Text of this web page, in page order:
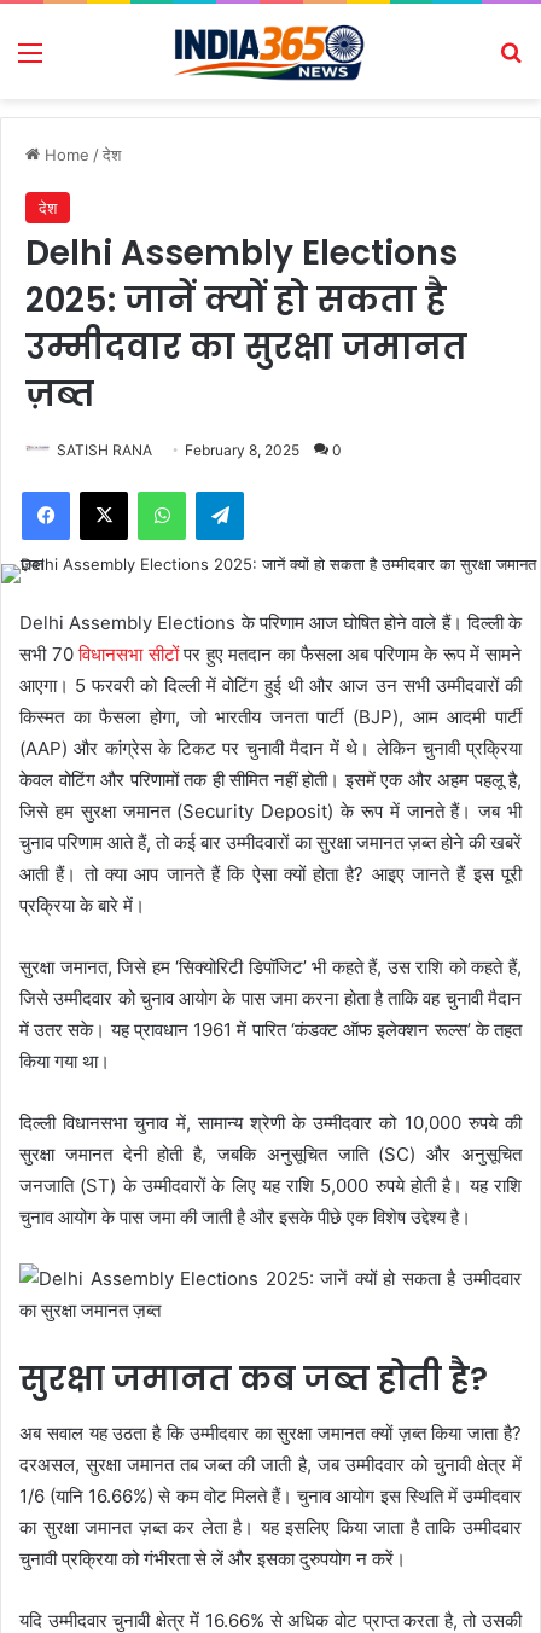
Menu
Home /देश
देश
Delhi Assembly Elections
2025: जानें क्यों हो सकता है
उम्मीदवार का सुरक्षा जमानत
ज़ब्त
SATISH RANA February 8, 2025 0
Facebook
X WhatsAppTelegram
Delhi Assembly Elections के परिणाम आज घोषित होने वाले हैं। दिल्ली के
सभी 70विधानसभा सीटोंपर हुए मतदान का फैसला अब परिणाम के रूप में सामने
आएगा। 5 फरवरी को दिल्ली में वोटिंग हुई थी और आज उन सभी उम्मीदवारों की
किस्मत का फैसला होगा, जो भारतीय जनता पार्टी (BJP), आम आदमी पार्टी
(AAP) और कांग्रेस के टिकट पर चुनावी मैदान में थे। लेकिन चुनावी प्रक्रिया
केवल वोटिंग और परिणामों तक ही सीमित नहीं होती। इसमें एक और अहम पहलू है,
जिसे हम सुरक्षा जमानत (Security Deposit) के रूप में जानते हैं। जब भी
चुनाव परिणाम आते हैं, तो कई बार उम्मीदवारों का सुरक्षा जमानत ज़ब्त होने की खबरें
आती हैं। तो क्या आप जानते हैं कि ऐसा क्यों होता है? आइए जानते हैं इस पूरी
प्रक्रिया के बारे में।
सुरक्षा जमानत, जिसे हम ‘सिक्योरिटी डिपॉजिट’ भी कहते हैं, उस राशि को कहते हैं,
जिसे उम्मीदवार को चुनाव आयोग के पास जमा करना होता है ताकि वह चुनावी मैदान
में उतर सके। यह प्रावधान 1961 में पारित ‘कंडक्ट ऑफ इलेक्शन रूल्स’ के तहत
किया गया था।
दिल्ली विधानसभा चुनाव में, सामान्य श्रेणी के उम्मीदवार को 10,000 रुपये की
सुरक्षा जमानत देनी होती है, जबकि अनुसूचित जाति (SC) और अनुसूचित
जनजाति (ST) के उम्मीदवारों के लिए यह राशि 5,000 रुपये होती है। यह राशि
चुनाव आयोग के पास जमा की जाती है और इसके पीछे एक विशेष उद्देश्य है।
सुरक्षा जमानत कब जब्त होती है?
अब सवाल यह उठता है कि उम्मीदवार का सुरक्षा जमानत क्यों ज़ब्त किया जाता है?
दरअसल, सुरक्षा जमानत तब जब्त की जाती है, जब उम्मीदवार को चुनावी क्षेत्र में
1/6 (यानि 16.66%) से कम वोट मिलते हैं। चुनाव आयोग इस स्थिति में उम्मीदवार
का सुरक्षा जमानत ज़ब्त कर लेता है। यह इसलिए किया जाता है ताकि उम्मीदवार
चुनावी प्रक्रिया को गंभीरता से लें और इसका दुरुपयोग न करें।
यदि उम्मीदवार चुनावी क्षेत्र में 16.66% से अधिक वोट प्राप्त करता है, तो उसकी